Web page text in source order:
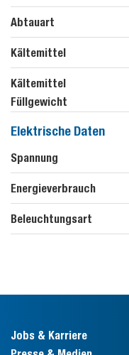
Abtauart
Kältemittel
Kältemittel
Füllgewicht
Elektrische Daten
Spannung
Energieverbrauch
Beleuchtungsart
Jobs & Karriere